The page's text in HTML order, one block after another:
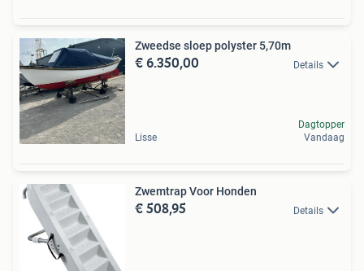
Zweedse sloep polyster 5,70m
€ 6.350,00 Details
Lisse
Dagtopper
Vandaag
Zwemtrap Voor Honden
€ 508,95 Details